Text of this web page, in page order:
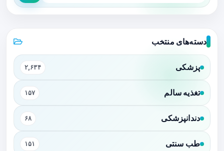
دسته‌های منتخب
پزشکی ۲,۶۳۴
تغذیه سالم ۱۵۷
دندانپزشکی ۶۸
طب سنتی ۱۵۱